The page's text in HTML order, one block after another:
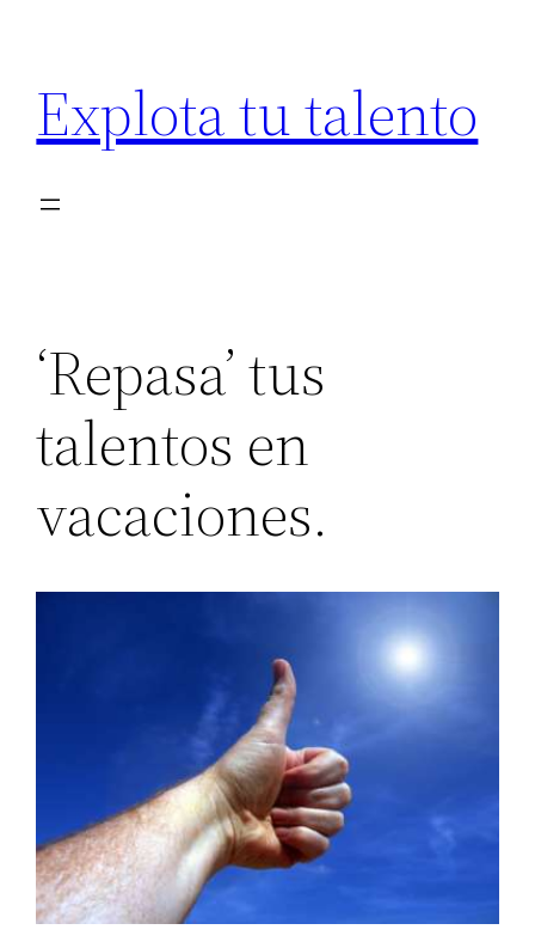
contenido
Explota tu talento
‘Repasa’ tus
talentos en
vacaciones.